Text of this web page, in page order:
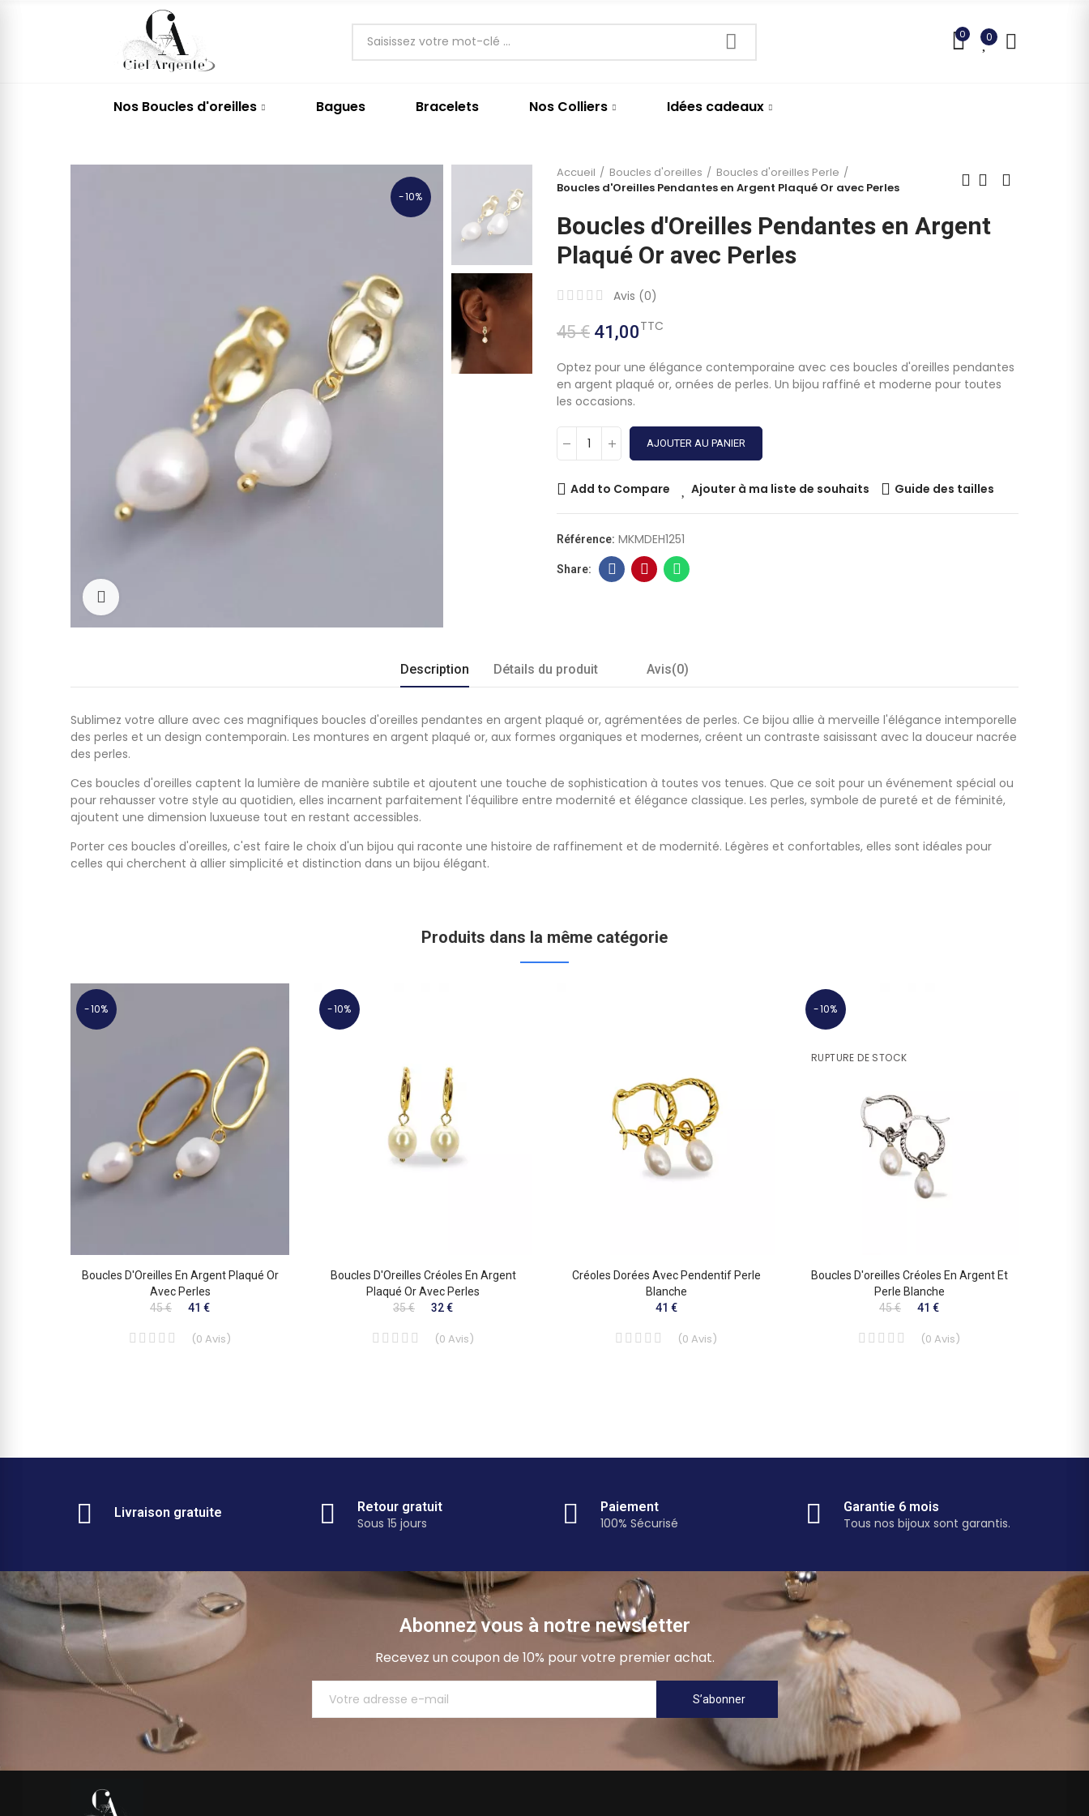
0 0
Nos Boucles d'oreilles Bagues Bracelets Nos Colliers Idées cadeaux
-10%
Accueil Boucles d'oreilles
Boucles d'oreilles Perle
Boucles d'Oreilles Pendantes en Argent Plaqué Or avec Perles
Boucles d'Oreilles Pendantes en Argent
Plaqué Or avec Perles
Avis (0)
45 € 41,00TTC
Optez pour une élégance contemporaine avec ces boucles d'oreilles pendantes
en argent plaqué or, ornées de perles. Un bijou raffiné et moderne pour toutes
les occasions.
AJOUTER AU PANIER
Add to Compare Ajouter à ma liste de souhaits Guide des tailles
Référence: MKMDEH1251
Description Détails du produit Avis(0)
Sublimez votre allure avec ces magnifiques boucles d'oreilles pendantes en argent plaqué or, agrémentées de perles. Ce bijou allie à merveille l'élégance intemporelle
des perles et un design contemporain. Les montures en argent plaqué or, aux formes organiques et modernes, créent un contraste saisissant avec la douceur nacrée
des perles.
Ces boucles d'oreilles captent la lumière de manière subtile et ajoutent une touche de sophistication à toutes vos tenues. Que ce soit pour un événement spécial ou
pour rehausser votre style au quotidien, elles incarnent parfaitement l'équilibre entre modernité et élégance classique. Les perles, symbole de pureté et de féminité,
ajoutent une dimension luxueuse tout en restant accessibles.
Porter ces boucles d'oreilles, c'est faire le choix d'un bijou qui raconte une histoire de raffinement et de modernité. Légères et confortables, elles sont idéales pour
celles qui cherchent à allier simplicité et distinction dans un bijou élégant.
Produits dans la même catégorie
-10%
Boucles D'Oreilles En Argent Plaqué Or
Avec Perles
45 €
41 €
(0 Avis)
-10%
Boucles D'Oreilles Créoles En Argent
Plaqué Or Avec Perles
35 €
32 €
(0 Avis)
Créoles Dorées Avec Pendentif Perle
Blanche
41 €
(0 Avis)
-10%
RUPTURE DE STOCK
Boucles D'oreilles Créoles En Argent Et
Perle Blanche
45 €
41 €
(0 Avis)
Livraison gratuite Retour gratuit
Sous 15 jours
Paiement
100% Sécurisé
Garantie 6 mois
Tous nos bijoux sont garantis.
Abonnez vous à notre newsletter
Recevez un coupon de 10% pour votre premier achat.
S’abonner